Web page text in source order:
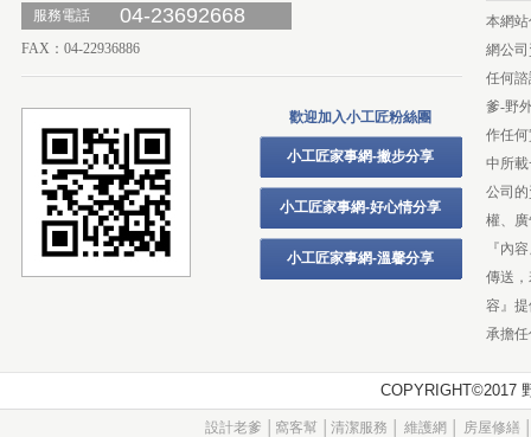
服務電話
04-23692668
FAX：04-22936886
歡迎加入小工匠粉絲團
小工匠家事網-撇步分享
小工匠家事網-好心情分享
小工匠家事網-溫馨分享
本網
網公
任何
爹-野
作任
中所
公司
權、
『內
傳送
容』
承擔
設計老爹 窩客幫 清潔服務 維護網 房屋修繕